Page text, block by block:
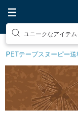
ユニークなアイテ
PETテープスヌーピー